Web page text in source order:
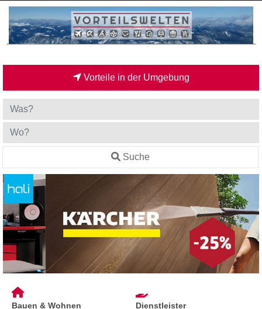
Vorteile in der Umgebung
Suche
Bauen & Wohnen Dienstleister